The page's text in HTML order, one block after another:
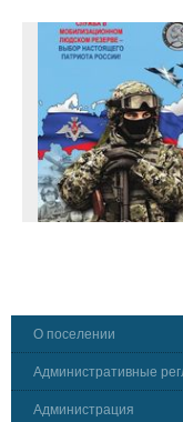
О поселении
Административные
Администрация